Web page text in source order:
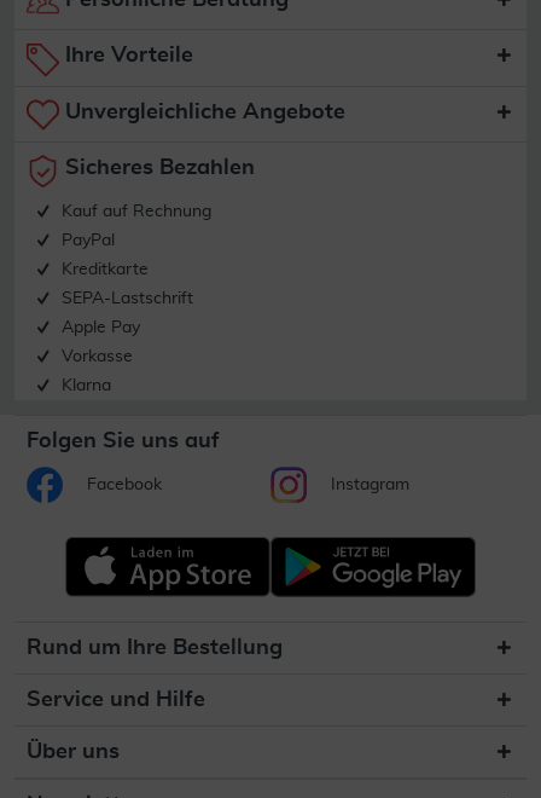
Ihre Vorteile
Unvergleichliche Angebote
Sicheres Bezahlen
Kauf auf Rechnung
PayPal
Kreditkarte
SEPA-Lastschrift
Apple Pay
Vorkasse
Klarna
Folgen Sie uns auf
Facebook Instagram
Rund um Ihre Bestellung
Service und Hilfe
Über uns